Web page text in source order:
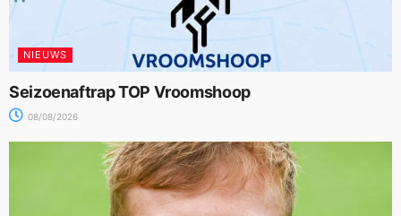
NIEUWS
Seizoenaftrap TOP Vroomshoop
08/08/2026